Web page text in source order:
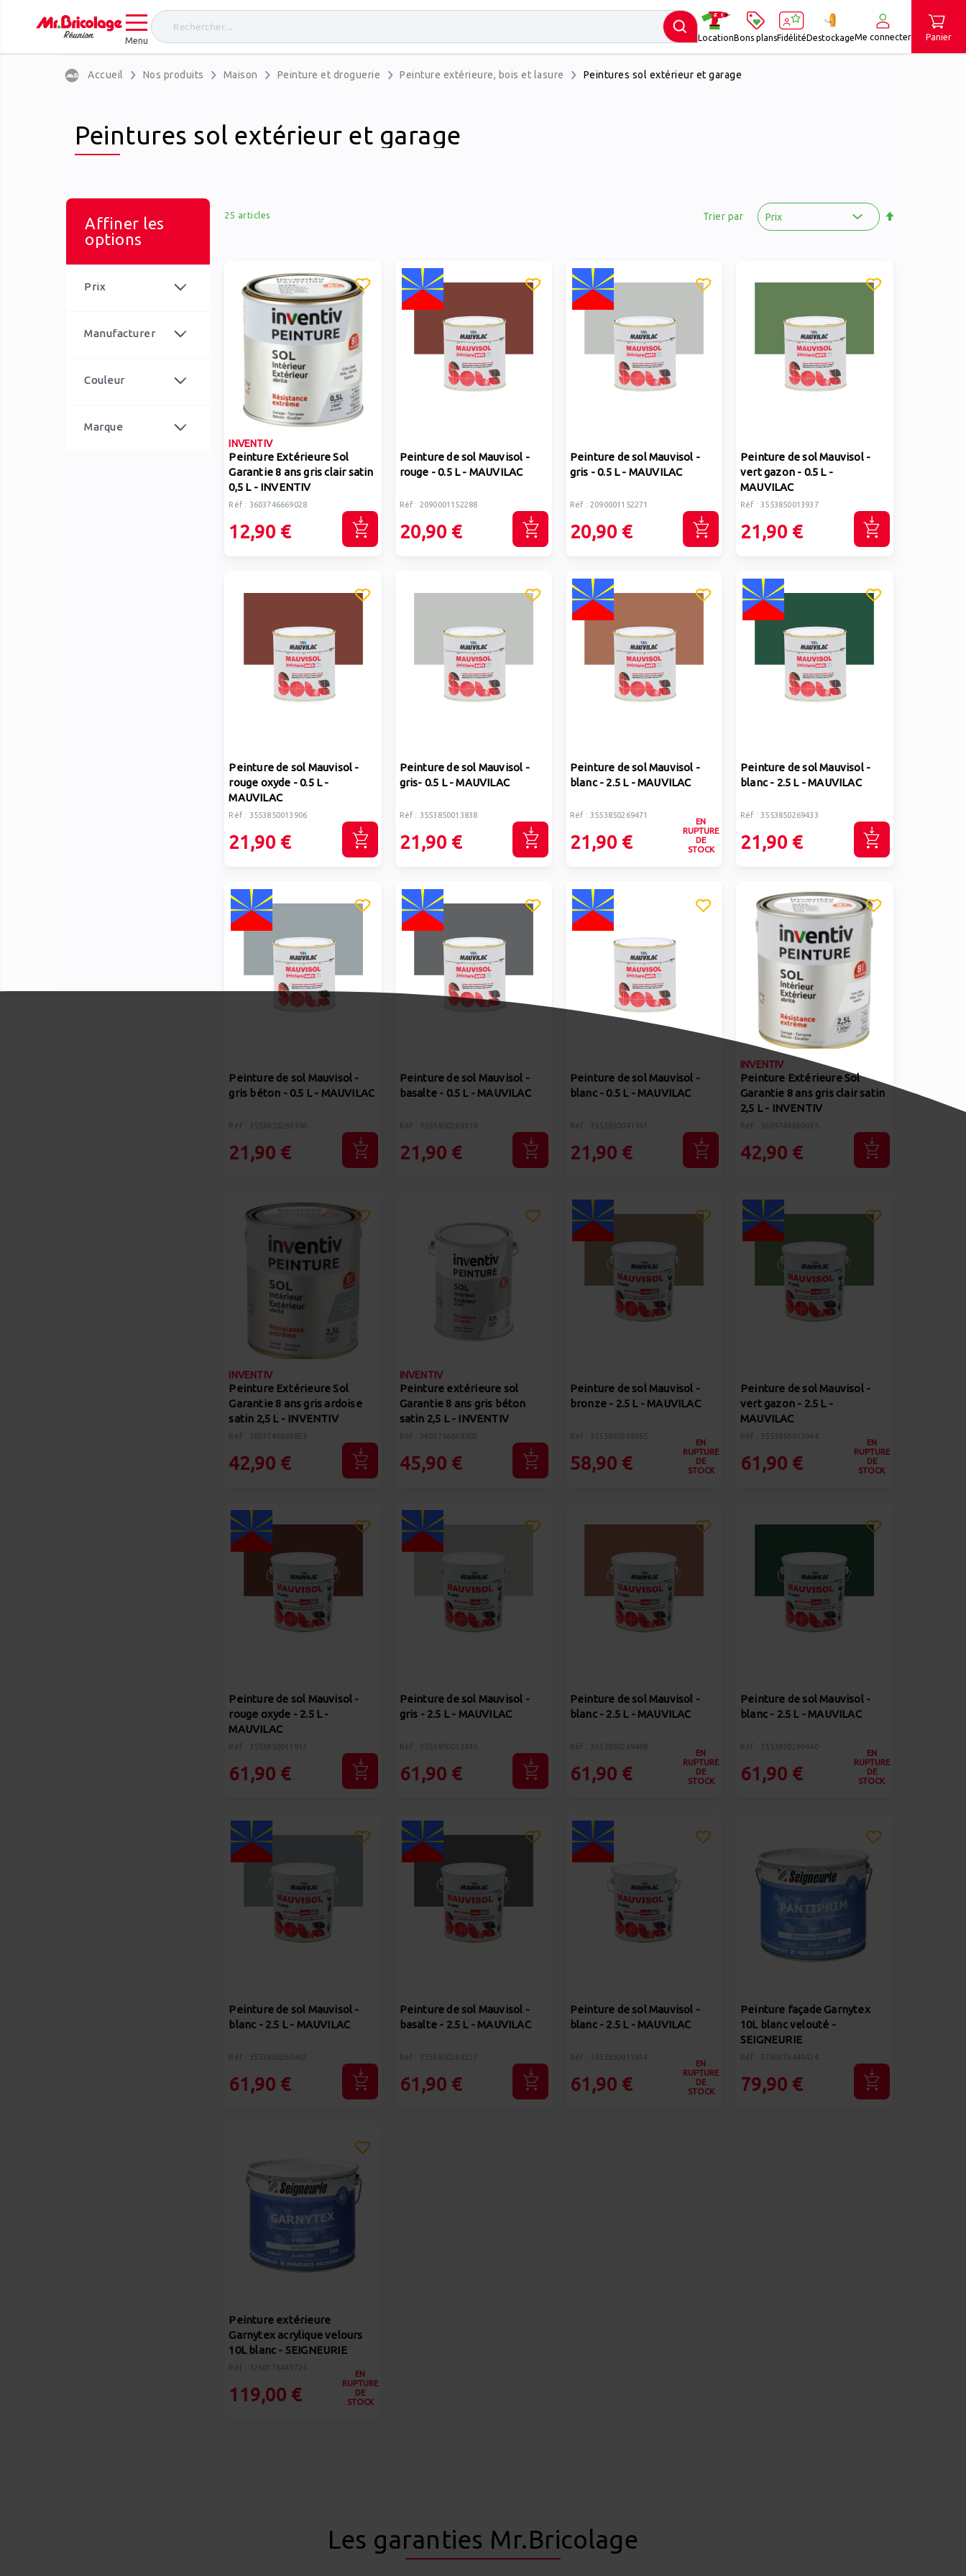
Menu LocationBons plansFidélitéDestockageMe connecter Panier
Accueil Nos produits Maison Peinture et droguerie Peinture extérieure, bois et lasure Peintures sol extérieur et garage
Peintures sol extérieur et garage
25 articles Trier par
INVENTIV
Peinture Extérieure Sol
Garantie 8 ans gris clair satin
0,5 L - INVENTIV
Réf : 3603746669028
12,90 €
Peinture de sol Mauvisol -
rouge - 0.5 L - MAUVILAC
Réf : 2090001152288
20,90 €
Peinture de sol Mauvisol -
gris - 0.5 L - MAUVILAC
Réf : 2090001152271
20,90 €
Peinture de sol Mauvisol -
vert gazon - 0.5 L -
MAUVILAC
Réf : 3553850013937
21,90 €
Peinture de sol Mauvisol -
rouge oxyde - 0.5 L -
MAUVILAC
Réf : 3553850013906
21,90 €
Peinture de sol Mauvisol -
gris- 0.5 L - MAUVILAC
Réf : 3553850013838
21,90 €
Peinture de sol Mauvisol -
blanc - 2.5 L - MAUVILAC
Réf : 3553850269471
21,90 €
EN
RUPTURE
DE
STOCK
Peinture de sol Mauvisol -
blanc - 2.5 L - MAUVILAC
Réf : 3553850269433
21,90 €
Peinture de sol Mauvisol -
gris béton - 0.5 L - MAUVILAC
Réf : 3553850269396
21,90 €
Peinture de sol Mauvisol -
basalte - 0.5 L - MAUVILAC
Réf : 3553850269310
21,90 €
Peinture de sol Mauvisol -
blanc - 0.5 L - MAUVILAC
Réf : 3553850041961
21,90 €
INVENTIV
Peinture Extérieure Sol
Garantie 8 ans gris clair satin
2,5 L - INVENTIV
Réf : 3603746669035
42,90 €
INVENTIV
Peinture Extérieure Sol
Garantie 8 ans gris ardoise
satin 2,5 L - INVENTIV
Réf : 3603746668823
42,90 €
INVENTIV
Peinture extérieure sol
Garantie 8 ans gris béton
satin 2,5 L - INVENTIV
Réf : 3603746668502
45,90 €
Peinture de sol Mauvisol -
bronze - 2.5 L - MAUVILAC
Réf : 3553850269365
58,90 €
EN
RUPTURE
DE
STOCK
Peinture de sol Mauvisol -
vert gazon - 2.5 L -
MAUVILAC
Réf : 3553850013944
61,90 €
EN
RUPTURE
DE
STOCK
Peinture de sol Mauvisol -
rouge oxyde - 2.5 L -
MAUVILAC
Réf : 3553850013913
61,90 €
Peinture de sol Mauvisol -
gris - 2.5 L - MAUVILAC
Réf : 3553850013845
61,90 €
Peinture de sol Mauvisol -
blanc - 2.5 L - MAUVILAC
Réf : 3553850269488
61,90 €
EN
RUPTURE
DE
STOCK
Peinture de sol Mauvisol -
blanc - 2.5 L - MAUVILAC
Réf : 3553850269440
61,90 €
EN
RUPTURE
DE
STOCK
Peinture de sol Mauvisol -
blanc - 2.5 L - MAUVILAC
Réf : 3553850269402
61,90 €
Peinture de sol Mauvisol -
basalte - 2.5 L - MAUVILAC
Réf : 3553850269327
61,90 €
Peinture de sol Mauvisol -
blanc - 2.5 L - MAUVILAC
Réf : 3553850013814
61,90 €
EN
RUPTURE
DE
STOCK
Peinture façade Garnytex
10L blanc velouté -
SEIGNEURIE
Réf : 3760176444424
79,90 €
Peinture extérieure
Garnytex acrylique velours
10L blanc - SEIGNEURIE
Réf : 3760176443724
119,00 €
EN
RUPTURE
DE
STOCK
Affiner les
options
Prix
100,00 €
et plus 1
Manufacturer
Couleur
Marque
Les garanties Mr.Bricolage